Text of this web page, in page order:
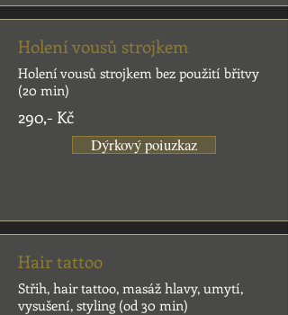
Holení vousů strojkem
Holení vousů strojkem bez použití břitvy
(20 min)
290,- Kč
Dýrkový poiuzkaz
Hair tattoo
Střih, hair tattoo, masáž hlavy, umytí,
vysušení, styling (od 30 min)